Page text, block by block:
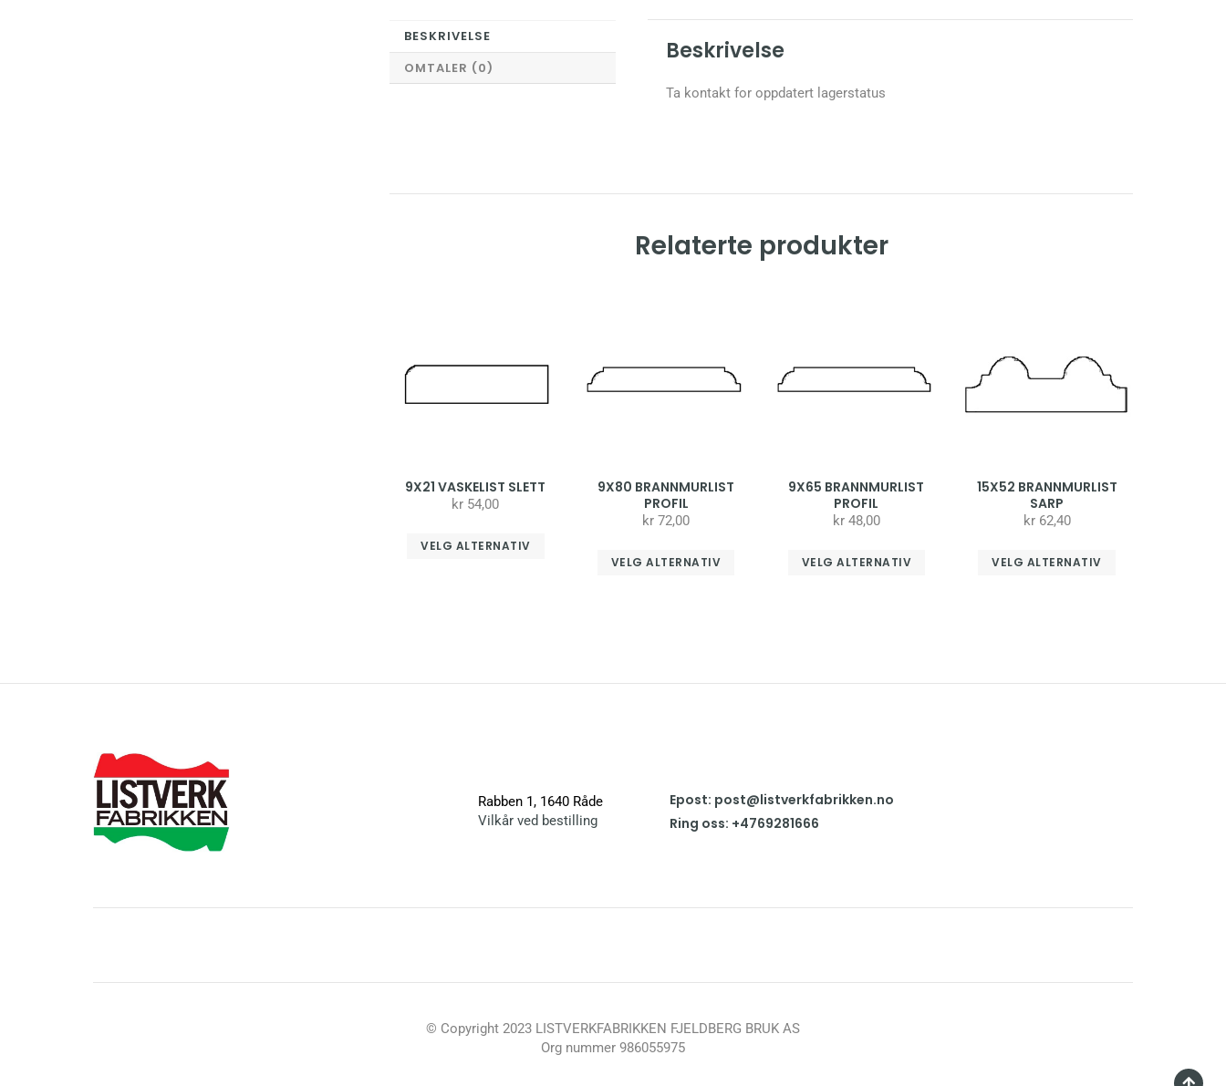
BESKRIVELSE
OMTALER (0)
Beskrivelse
Ta kontakt for oppdatert lagerstatus
Relaterte produkter
9X21 VASKELIST SLETT
kr 54,00
VELG ALTERNATIV
9X80 BRANNMURLIST
PROFIL
kr 72,00
VELG ALTERNATIV
9X65 BRANNMURLIST
PROFIL
kr48,00
VELG ALTERNATIV
15X52 BRANNMURLIST
SARP
kr62,40
VELG ALTERNATIV
Rabben 1, 1640 Råde
Vilkår ved bestilling
Epost: post@listverkfabrikken.no
Ring oss: +4769281666
© Copyright 2023 LISTVERKFABRIKKEN FJELDBERG BRUK AS
Org nummer 986055975